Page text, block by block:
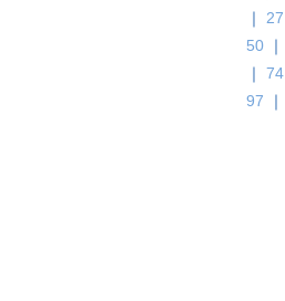
｜ 27
50 ｜
｜ 74
97 ｜